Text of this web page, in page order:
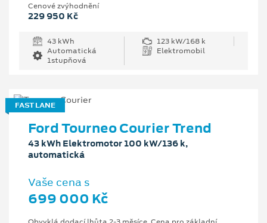
Cenové zvýhodnění
229 950 Kč
43 kWh
123 kW/168 k
Automatická
1stupňová
Elektromobil
FAST LANE
Ford Tourneo Courier Trend
43 kWh Elektromotor 100 kW/136 k,
automatická
Vaše cena s
699 000 Kč